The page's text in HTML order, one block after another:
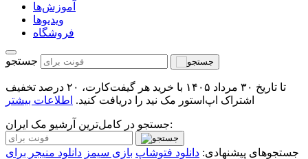
آموزش‌ها
ویدیو‌ها
فروشگاه
جستجو
تا تاریخ ۳۰ مرداد ۱۴۰۵ با خرید هر گیفت‌کارت، ۲۰ درصد تخفیف
اشتراک اپ‌استور مک نید را دریافت کنید. اطلاعات بیشتر
جستجو در کامل‌ترین آرشیو مک ایران:
جستجوهای پیشنهادی: دانلود فتوشاپ بازی سیمز دانلود منیجر برای